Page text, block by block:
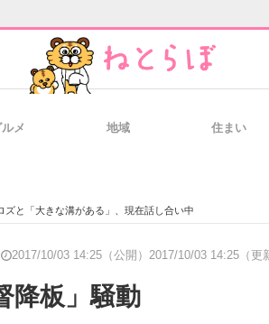
経
メ 地域 住まい
と「大きな溝がある」、現在話し合い中
2017/10/03 14:25（公開） 2017/10/03 14:25（更
降板」騒動